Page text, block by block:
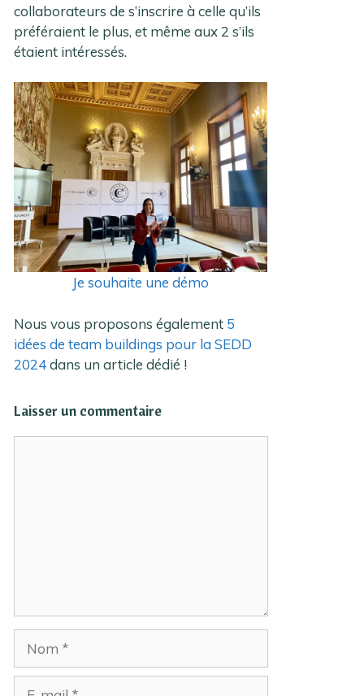
collaborateurs de s’inscrire à celle qu’ils
préféraient le plus, et même aux 2 s’ils
étaient intéressés.
Je souhaite une démo
Nous vous proposons également 5
idées de team buildings pour la SEDD
2024dans un article dédié !
Laisser un commentaire